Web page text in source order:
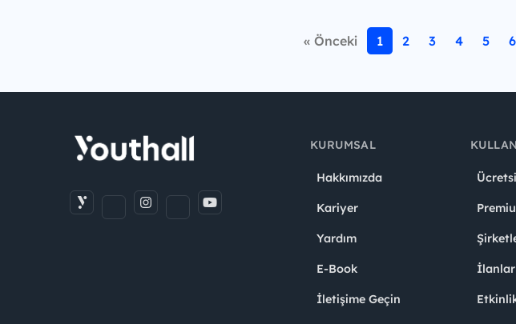
« Önceki 1 2 3 4 5 6
KURUMSAL
Hakkımızda
Kariyer
Yardım
E-Book
İletişime Geçin
İlanlar